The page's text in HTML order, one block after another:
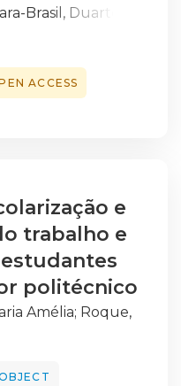
Brasil, Duarte
ACCESS
e
trabalho e
politécnico
Amélia; Roque,